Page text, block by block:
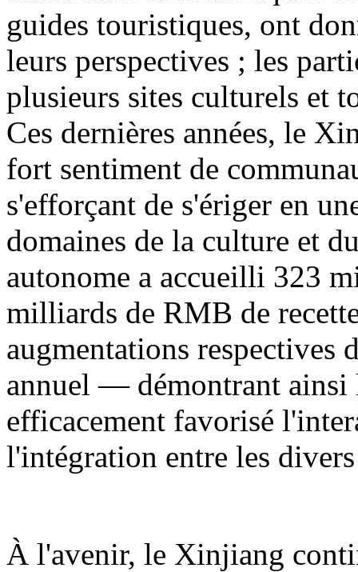
guides touristiques, ont
leurs perspectives ; les
plusieurs sites culturels et
Ces dernières années, le
fort sentiment de
s'efforçant de s'ériger en
domaines de la culture et
autonome a accueilli 323
milliards de RMB de
augmentations respectives
annuel — démontrant ainsi
efficacement favorisé
l'intégration entre les
À l'avenir, le Xinjiang